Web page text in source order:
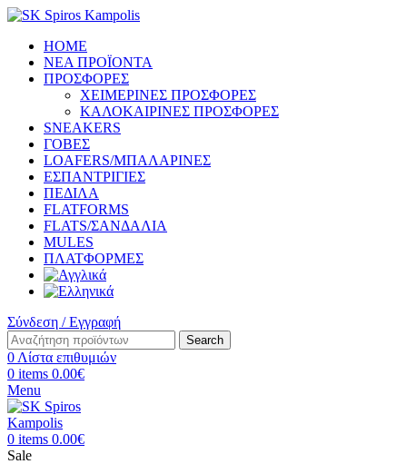
HOME
ΝΕΑ ΠΡΟΪΟΝΤΑ
ΠΡΟΣΦΟΡΕΣ
ΧΕΙΜΕΡΙΝΕΣ ΠΡΟΣΦΟΡΕΣ
ΚΑΛΟΚΑΙΡΙΝΕΣ ΠΡΟΣΦΟΡΕΣ
SNEAKERS
ΓΟΒΕΣ
LOAFERS/ΜΠΑΛΑΡΙΝΕΣ
ΕΣΠΑΝΤΡΙΓΙΕΣ
ΠΕΔΙΛΑ
FLATFORMS
FLATS/ΣΑΝΔΑΛΙΑ
MULES
ΠΛΑΤΦΟΡΜΕΣ
Σύνδεση / Εγγραφή
Search
0 Λίστα επιθυμιών
0 items 0.00€
Menu
0 items 0.00€
Sale